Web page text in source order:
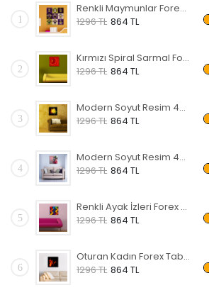
1
Renkli Maymunlar Forex Tablo
1296 TL 864 TL
2
Kırmızı Spiral Sarmal Forex Tablo
1296 TL 864 TL
3
Modern Soyut Resim 48 Forex Tablo
1296 TL 864 TL
4
Modern Soyut Resim 47 Forex Tablo
1296 TL 864 TL
5
Renkli Ayak İzleri Forex Tablo
1296 TL 864 TL
6
Oturan Kadın Forex Tablo
1296 TL 864 TL